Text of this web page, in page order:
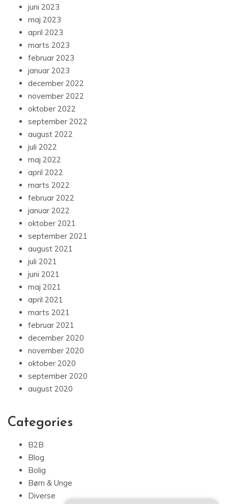
juni 2023
maj 2023
april 2023
marts 2023
februar 2023
januar 2023
december 2022
november 2022
oktober 2022
september 2022
august 2022
juli 2022
maj 2022
april 2022
marts 2022
februar 2022
januar 2022
oktober 2021
september 2021
august 2021
juli 2021
juni 2021
maj 2021
april 2021
marts 2021
februar 2021
december 2020
november 2020
oktober 2020
september 2020
august 2020
Categories
B2B
Blog
Bolig
Børn & Unge
Diverse